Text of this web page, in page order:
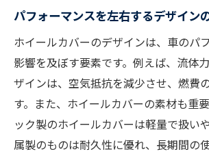
性能テストで見る選定ポイン
車の見た目を引き立てるおしゃ
バー選び
流行のデザインを取り入れる
個性を演出するカラーバリエ
手軽におしゃれを楽しむテク
パフォーマンスを左右するデザイン
ホイールカバーのデザインは、車のパ
影響を及ぼす要素です。例えば、流体
ザインは、空気抵抗を減少させ、燃費
す。また、ホイールカバーの素材も重
ック製のホイールカバーは軽量で扱い
属製のものは耐久性に優れ、長期間の